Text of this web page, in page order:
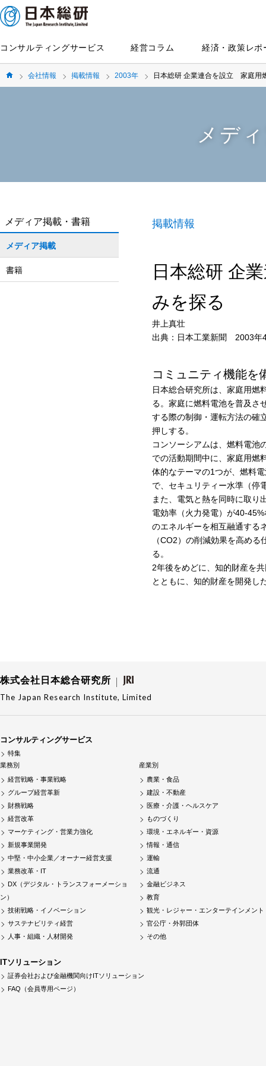
コンサルティングサービス 経営コラム 経済・政策レポ
会社情報 掲載情報 2003年 日本総研 企業連合を設立 家庭用
メデ
掲載情報
日本総研 企
みを探る
井上真壮
出典：日本工業新聞 2003年
コミュニティ機能を
日本総合研究所は、家庭用燃
る。家庭に燃料電池を普及さ
する際の制御・運転方法の確
押しする。
コンソーシアムは、燃料電池
での活動期間中に、家庭用燃
体的なテーマの1つが、燃料
で、セキュリティー水準（停
また、電気と熱を同時に取り
電効率（火力発電）が40-
のエネルギーを相互融通する
（CO2）の削減効果を高め
る。
2年後をめどに、知的財産を
とともに、知的財産を開発
メディア掲載・書籍
メディア掲載
書籍
株式会社日本総合研究所
The Japan Research Institute, Limited
コンサルティングサービス
特集
業務別
経営戦略・事業戦略
グループ経営革新
財務戦略
経営改革
マーケティング・営業力強化
新規事業開発
中堅・中小企業／オーナー経営支援
業務改革・IT
DX（デジタル・トランスフォーメーショ
ン）
技術戦略・イノベーション
サステナビリティ経営
人事・組織・人材開発
産業別
農業・食品
建設・不動産
医療・介護・ヘルスケア
ものづくり
環境・エネルギー・資源
情報・通信
運輸
流通
金融ビジネス
教育
観光・レジャー・エンターテインメント
官公庁・外郭団体
その他
ITソリューション
証券会社および金融機関向けITソリューション
FAQ（会員専用ページ）